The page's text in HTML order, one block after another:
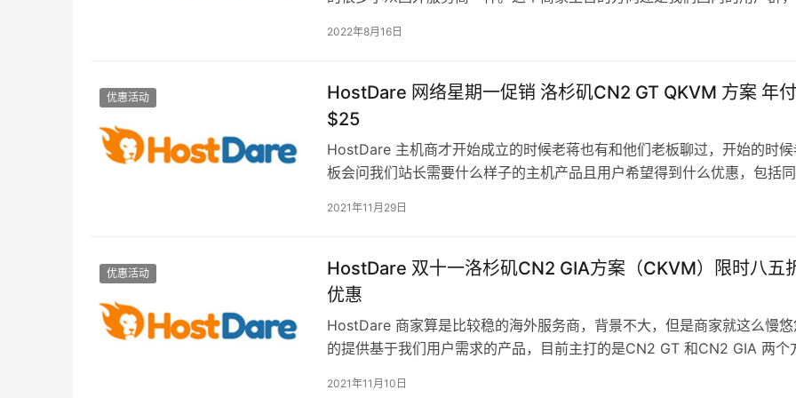
2022年8月16日
优惠活动
HostDare 网络星期一促销 洛杉矶CN2 GT QKVM 方案 年付
$25
HostDare 主机商才开始成立的时候老蒋也有和他们老板聊过，开始的时
板会问我们站长需要什么样子的主机产品且用户希望得到什么优惠，包括同
2021年11月29日
优惠活动
HostDare 双十一洛杉矶CN2 GIA方案（CKVM）限时八五
优惠
HostDare 商家算是比较稳的海外服务商，背景不大，但是商家就这么慢
的提供基于我们用户需求的产品，目前主打的是CN2 GT 和CN2 GIA 两个
2021年11月10日